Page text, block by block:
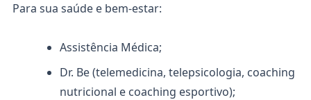
Para sua saúde e bem-estar:
Assistência Médica;
Dr. Be (telemedicina, telepsicologia, coaching
nutricional e coaching esportivo);